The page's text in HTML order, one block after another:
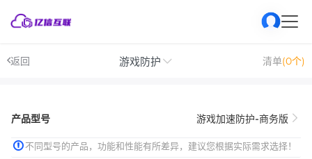
返回 游戏防护 清单(0个)
产品型号 游戏加速防护-商务版
不同型号的产品，功能和性能有所差异，建议您根据实际需求选择！